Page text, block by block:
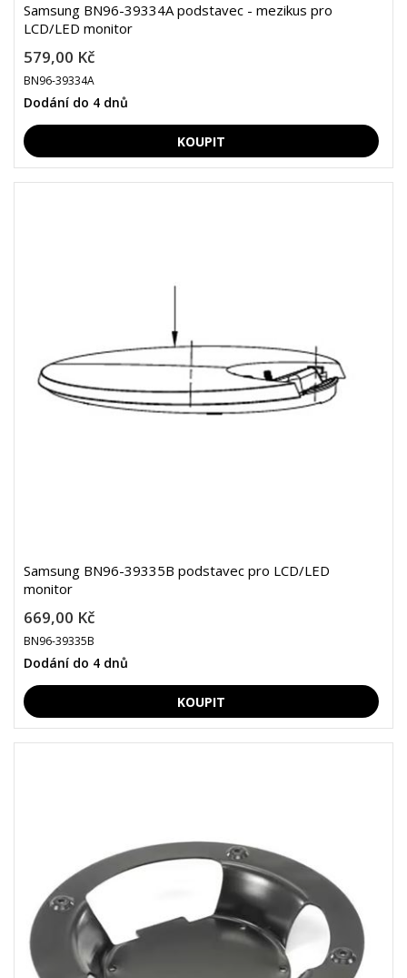
Samsung BN96-39334A podstavec - mezikus pro
LCD/LED monitor
579,00 Kč
BN96-39334A
Dodání do 4 dnů
Samsung BN96-39335B podstavec pro LCD/LED
monitor
669,00 Kč
BN96-39335B
Dodání do 4 dnů